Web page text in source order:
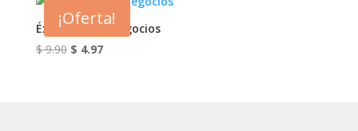
¡Oferta!
Éxitos en los Negocios
$9.90 El
$ 4.97El